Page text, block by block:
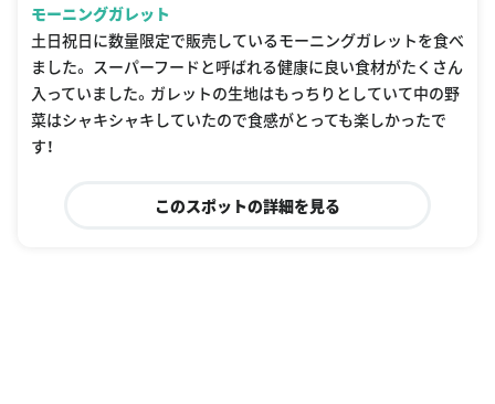
モーニングガレット
土日祝日に数量限定で販売しているモーニングガレットを食べ
ました。 スーパーフードと呼ばれる健康に良い食材がたくさん
入っていました。ガレットの生地はもっちりとしていて中の野
菜はシャキシャキしていたので食感がとっても楽しかったで
す！
このスポットの詳細を見る